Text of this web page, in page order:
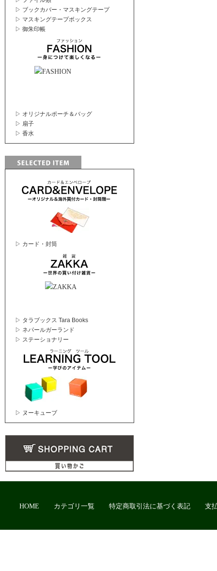
▷ ブックカバー・マスキングテープ
▷ マスキングテープボックス
▷ 御朱印帳
▷ オリジナルポーチ＆バッグ
▷ 扇子
▷ 香水
▷ カード・封筒
▷ タラブックス Tara Books
▷ ネパールガーランド
▷ ステーショナリー
▷ ヌーキューブ
HOME カテゴリ一覧 特定商取引法に基づく表記 支